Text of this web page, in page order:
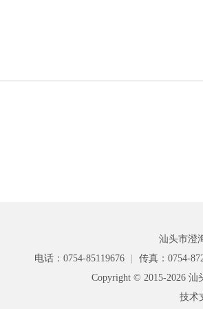
汕头市澄
电话：0754-85119676
传真：0754-
Copyright © 2015-2026 汕
技术